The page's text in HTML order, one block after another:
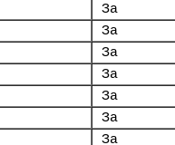
За
За
За
За
За
За
За